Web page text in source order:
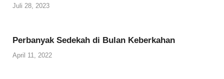
Juli 28, 2023
Perbanyak Sedekah di Bulan Keberkahan
April 11, 2022